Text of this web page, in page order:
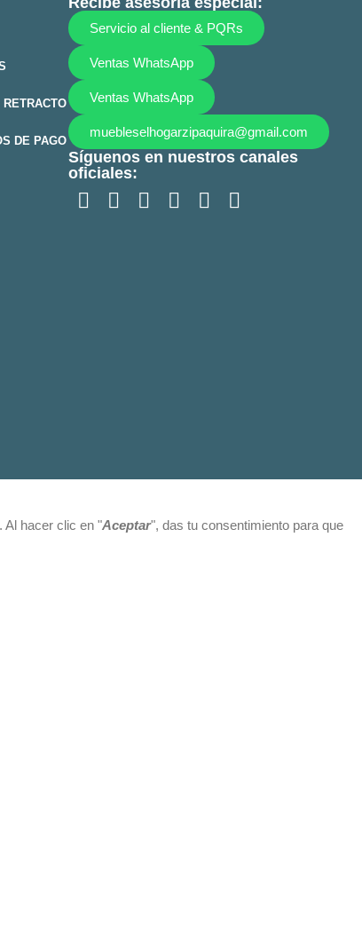
RETRACTO
DE PAGO
Servicio al cliente & PQRs
Ventas WhatsApp
Ventas WhatsApp
muebleselhogarzipaquira@gmail.com
Síguenos en nuestros canales
oficiales:
Al hacer clic en "Aceptar", das tu consentimiento para que